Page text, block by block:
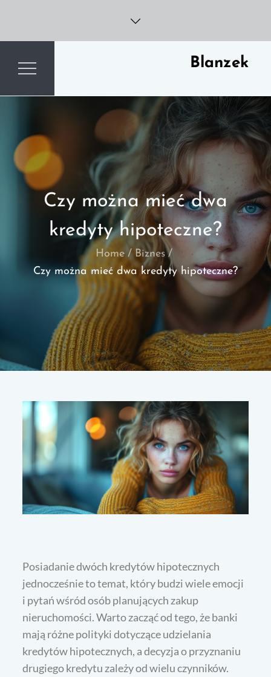
content
Blanzek
Czy można mieć dwa
kredyty hipoteczne?
Home
Biznes
Czy można mieć dwa kredyty hipoteczne?
Posiadanie dwóch kredytów hipotecznych
jednocześnie to temat, który budzi wiele emocji
i pytań wśród osób planujących zakup
nieruchomości. Warto zacząć od tego, że banki
mają różne polityki dotyczące udzielania
kredytów hipotecznych, a decyzja o przyznaniu
drugiego kredytu zależy od wielu czynników.